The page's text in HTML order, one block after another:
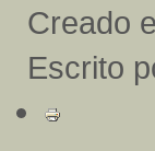
Creado
Escrito